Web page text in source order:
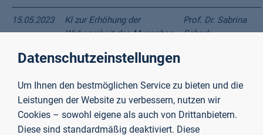
15.05.2023
KI zur Erhöhung der
Wirksamkeit des Menschen
Perspektive der technischen
Erklärbarkeit, der Ethik und
der Wirtschaftlichkeit
Prof. Dr. Sabrina
Schork,
Uni Augsburg;
Johannes
Schrumpf,
Uni Osnabrück
Datenschutzeinstellungen
Um Ihnen den bestmöglichen Service zu bieten und die
Leistungen der Website zu verbessern, nutzen wir
Cookies – sowohl eigene als auch von Drittanbietern.
Diese sind standardmäßig deaktiviert. Diese